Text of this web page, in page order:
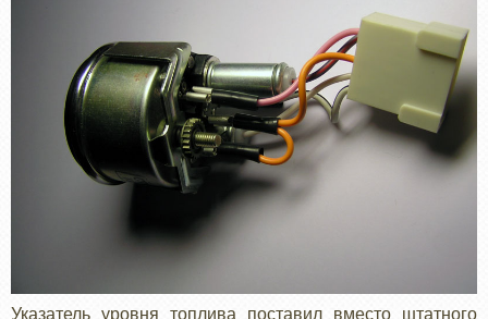
Указатель уровня топлива поставил вместо штатного